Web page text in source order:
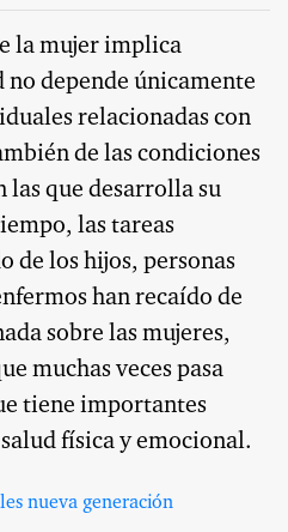
la mujer implica
no depende únicamente
relacionadas con
de las condiciones
las que desarrolla su
las tareas
de los hijos, personas
han recaído de
sobre las mujeres,
muchas veces pasa
tiene importantes
física y emocional.